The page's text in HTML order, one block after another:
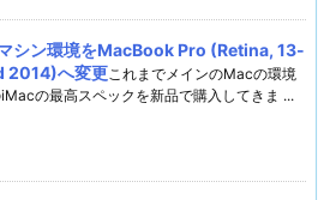
シン環境をMacBook Pro (Retina, 13-
2014)へ変更これまでメインのMacの環境
の最高スペックを新品で購入してきま ...